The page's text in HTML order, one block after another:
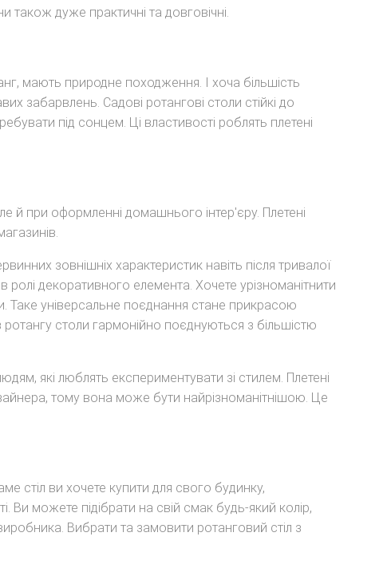
також дуже практичні та довговічні.
мають природне походження. І хоча більшість
забарвлень. Садові ротангові столи стійкі до
під сонцем. Ці властивості роблять плетені
й при оформленні домашнього інтер'єру. Плетені
зовнішніх характеристик навіть після тривалої
декоративного елемента. Хочете урізноманітнити
Таке універсальне поєднання стане прикрасою
ротангу столи гармонійно поєднуються з більшістю
які люблять експериментувати зі стилем. Плетені
тому вона може бути найрізноманітнішою. Це
стіл ви хочете купити для свого будинку,
Ви можете підібрати на свій смак будь-який колір,
Вибрати та замовити ротанговий стіл з